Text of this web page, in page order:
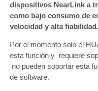
dispositivos NearLink a
como bajo consumo de
velocidad y alta fiabilidad.
Por el momento solo el
esta función y requiere
no pueden soportar esta
de software.